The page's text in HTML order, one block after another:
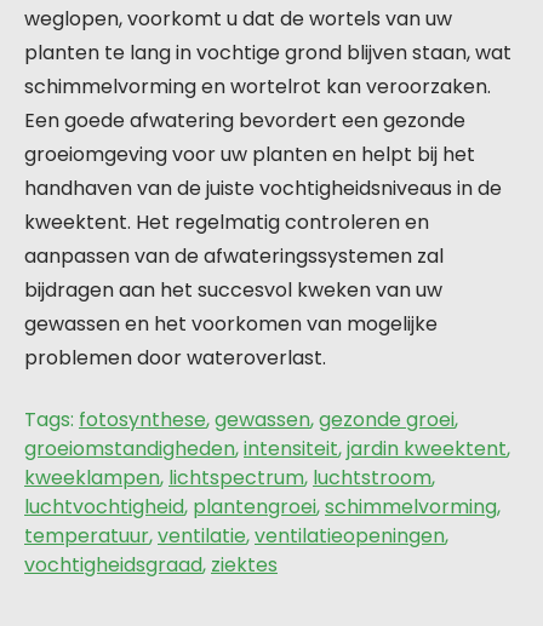
weglopen, voorkomt u dat de wortels van uw
planten te lang in vochtige grond blijven staan, wat
schimmelvorming en wortelrot kan veroorzaken.
Een goede afwatering bevordert een gezonde
groeiomgeving voor uw planten en helpt bij het
handhaven van de juiste vochtigheidsniveaus in de
kweektent. Het regelmatig controleren en
aanpassen van de afwateringssystemen zal
bijdragen aan het succesvol kweken van uw
gewassen en het voorkomen van mogelijke
problemen door wateroverlast.
Tags: fotosynthese,gewassen,gezonde groei,
groeiomstandigheden,intensiteit,jardin kweektent,
kweeklampen, lichtspectrum, luchtstroom,
luchtvochtigheid, plantengroei,schimmelvorming,
temperatuur,ventilatie,ventilatieopeningen,
vochtigheidsgraad, ziektes